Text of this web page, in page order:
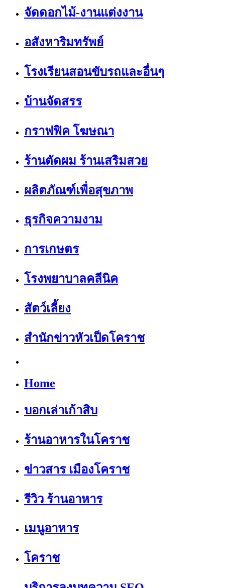
จัดดอกไม้-งานแต่งงาน
อสังหาริมทรัพย์
โรงเรียนสอนขับรถและอื่นๆ
บ้านจัดสรร
กราฟฟิค โฆษณา
ร้านตัดผม ร้านเสริมสวย
ผลิตภัณฑ์เพื่อสุขภาพ
ธุรกิจความงาม
การเกษตร
โรงพยาบาลคลีนิค
สัตว์เลี้ยง
สำนักข่าวหัวเป็ดโคราช
Home
บอกเล่าเก้าสิบ
ร้านอาหารในโคราช
ข่าวสาร เมืองโคราช
รีวิว ร้านอาหาร
เมนูอาหาร
โคราช